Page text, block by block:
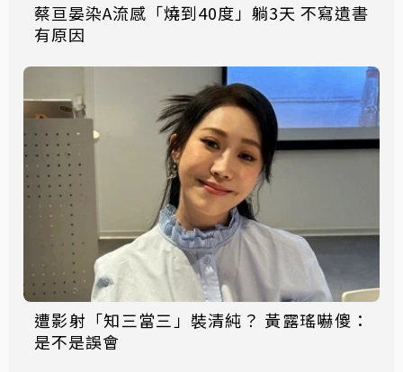
蔡亘晏染A流感「燒到40度」躺3天 不寫遺書
有原因
遭影射「知三當三」裝清純？ 黃露瑤嚇傻：
是不是誤會